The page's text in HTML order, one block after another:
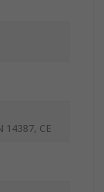
14387, CE